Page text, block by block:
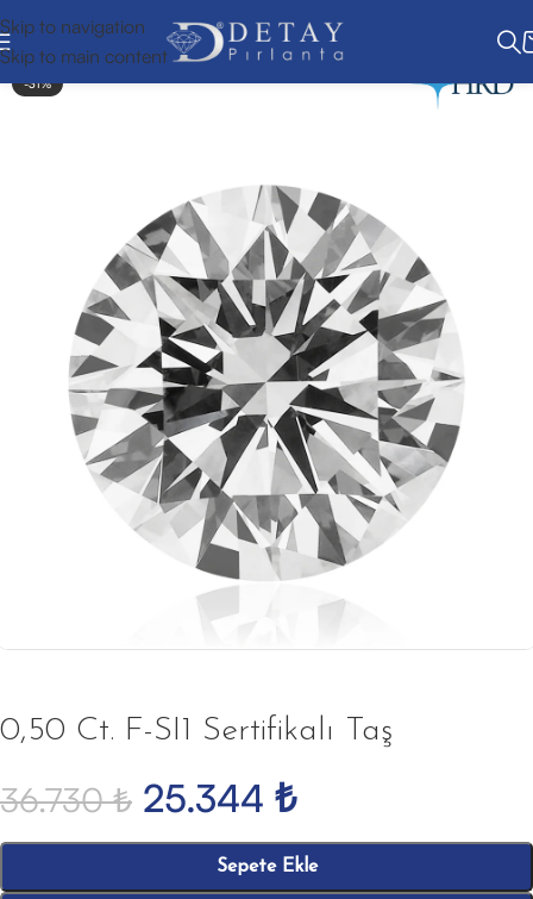
Skip to navigation
Skip to main content
-31%
0,50 Ct. F-SI1 Sertifikalı Taş
36.730₺ 25.344 ₺
Sepete Ekle